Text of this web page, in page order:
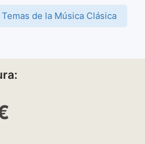
Temas de la Música Clásica